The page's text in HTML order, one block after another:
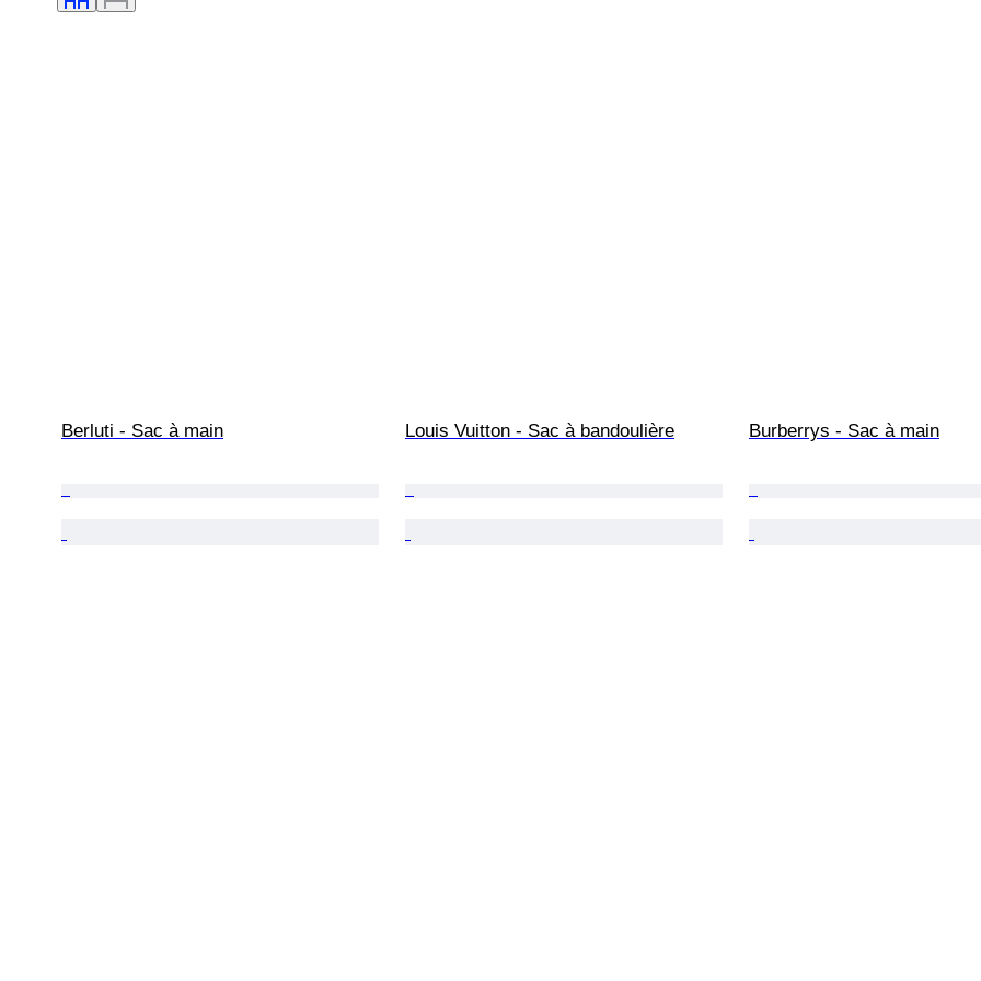
Berluti - Sac à main Louis Vuitton - Sac à bandoulière Burberrys - Sac à main